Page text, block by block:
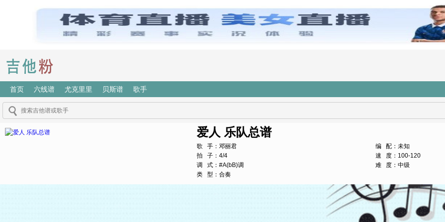
首页 六线谱 尤克里里 贝斯谱 歌手
爱人 乐队总谱
歌 手：邓丽君
编 配：未知
拍 子：4/4
速 度：100-120
调 式：#A(bB)调
难 度：中级
类 型：合奏